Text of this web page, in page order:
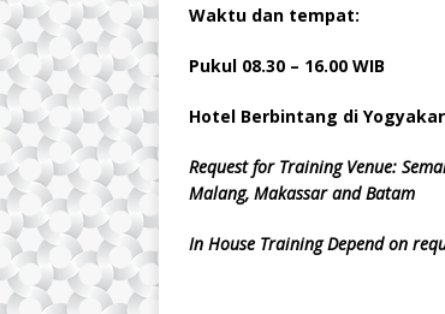
Waktu dan tempat:
Pukul 08.30 – 16.00 WIB
Hotel Berbintang di
Request for Training Venue:
Malang, Makassar and Batam
In House Training Depend on